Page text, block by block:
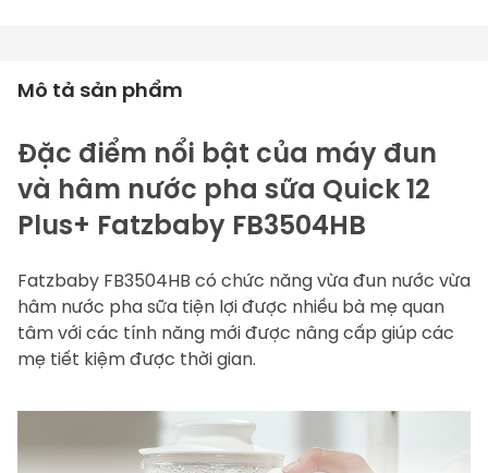
Mô tả sản phẩm
Đặc điểm nổi bật của máy đun
và hâm nước pha sữa Quick 12
Plus+ Fatzbaby FB3504HB
Fatzbaby FB3504HB có chức năng vừa đun nước vừa
hâm nước pha sữa tiện lợi được nhiều bà mẹ quan
tâm với các tính năng mới được nâng cấp giúp các
mẹ tiết kiệm được thời gian.